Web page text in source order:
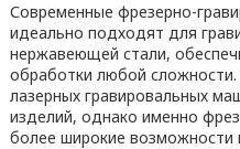
Современные фрезерно-
идеально подходят для
нержавеющей стали,
обработки любой
лазерных гравировальных
изделий, однако именно
более широкие возможности